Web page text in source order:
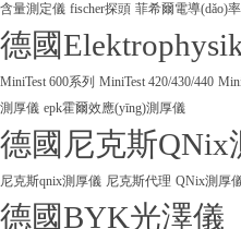
含量測定儀 fischer探頭 菲希爾電導(dǎo)
德國
MiniTest 600系列 MiniTest 420/430/440
測厚儀 epk霍爾效應(yīng)測厚儀
德國尼克斯QNix
尼克斯qnix測厚儀 尼克斯代理 QNix測厚
德國BYK光澤儀